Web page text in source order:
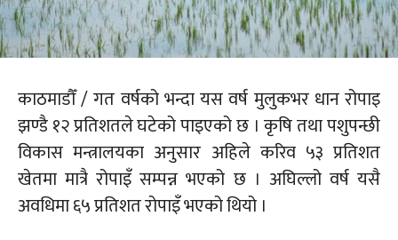
काठमाडौँ / गत वर्षको भन्दा यस वर्ष मुलुकभर धान रोपाइ
झण्डै १२ प्रतिशतले घटेको पाइएको छ । कृषि तथा पशुपन्छी
विकास मन्त्रालयका अनुसार अहिले करिव ५३ प्रतिशत
खेतमा मात्रै रोपाइँ सम्पन्न भएको छ । अघिल्लो वर्ष यसै
अवधिमा ६५ प्रतिशत रोपाइँ भएको थियो ।